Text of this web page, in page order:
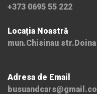
+373 0695 55 222
Locația Noastră
mun.Chisinau
Adresa de Email